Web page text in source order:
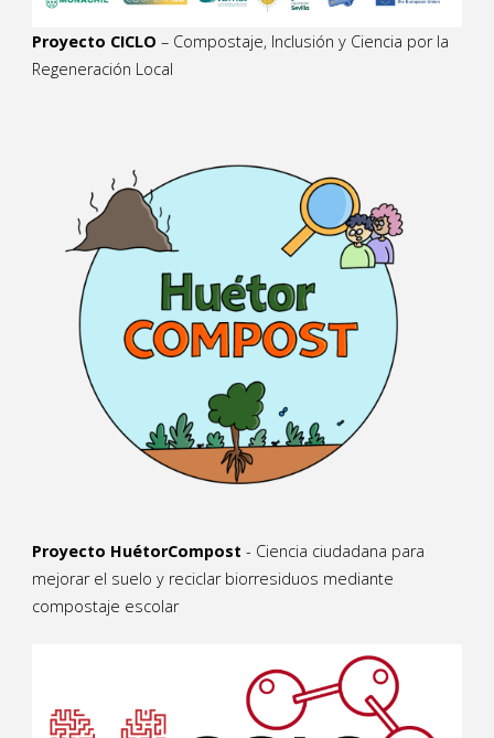
Proyecto CICLO – Compostaje, Inclusión y Ciencia por la
Regeneración Local
Proyecto HuétorCompost - Ciencia ciudadana para
mejorar el suelo y reciclar biorresiduos mediante
compostaje escolar